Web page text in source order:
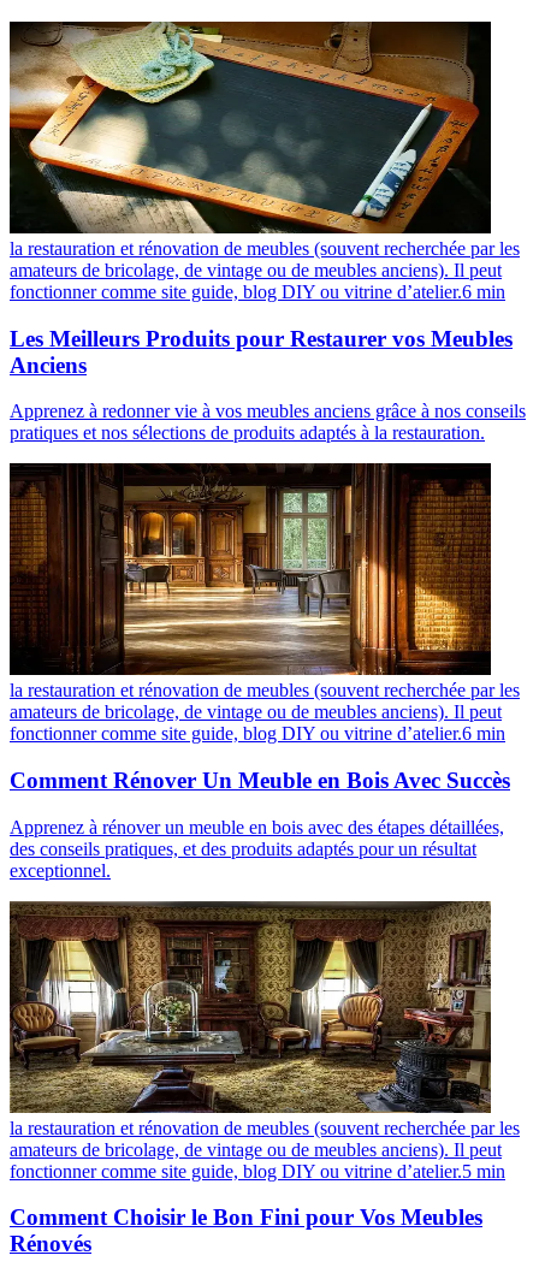
la restauration et rénovation de meubles (souvent recherchée par les
amateurs de bricolage, de vintage ou de meubles anciens). Il peut
fonctionner comme site guide, blog DIY ou vitrine d’atelier.6 min
Les Meilleurs Produits pour Restaurer vos Meubles
Anciens
Apprenez à redonner vie à vos meubles anciens grâce à nos conseils
pratiques et nos sélections de produits adaptés à la restauration.
la restauration et rénovation de meubles (souvent recherchée par les
amateurs de bricolage, de vintage ou de meubles anciens). Il peut
fonctionner comme site guide, blog DIY ou vitrine d’atelier.6 min
Comment Rénover Un Meuble en Bois Avec Succès
Apprenez à rénover un meuble en bois avec des étapes détaillées,
des conseils pratiques, et des produits adaptés pour un résultat
exceptionnel.
la restauration et rénovation de meubles (souvent recherchée par les
amateurs de bricolage, de vintage ou de meubles anciens). Il peut
fonctionner comme site guide, blog DIY ou vitrine d’atelier.5 min
Comment Choisir le Bon Fini pour Vos Meubles
Rénovés